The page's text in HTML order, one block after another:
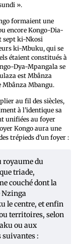
».
formaient une
encore Kongo-Dia-
sept ki-Nkosi
ki-Mbuku, qui se
étaient constitués à
Dya-Mpangala se
est Mbânza
Mbânza Mbangu.
au fil des siècles,
à l’identique sa
unifiées au foyer
Kongo aura une
trépieds d’un foyer :
du
triade,
couché dont la
Nzinga
le centre, et enfin
territoires, selon
ou aux
: